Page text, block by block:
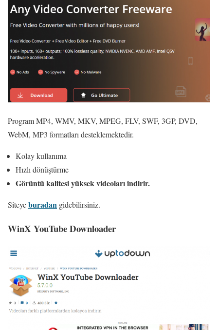
Program MP4, WMV, MKV, MPEG, FLV, SWF, 3GP, DVD,
WebM, MP3 formatları desteklemektedir.
Kolay kullanıma
Hızlı dönüştürme
Görüntü kalitesi yüksek videoları indirir.
Siteyeburadan gidebilirsiniz.
WinX YouTube Downloader